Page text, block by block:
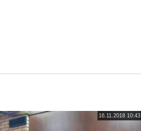
16.11.2018 10:43